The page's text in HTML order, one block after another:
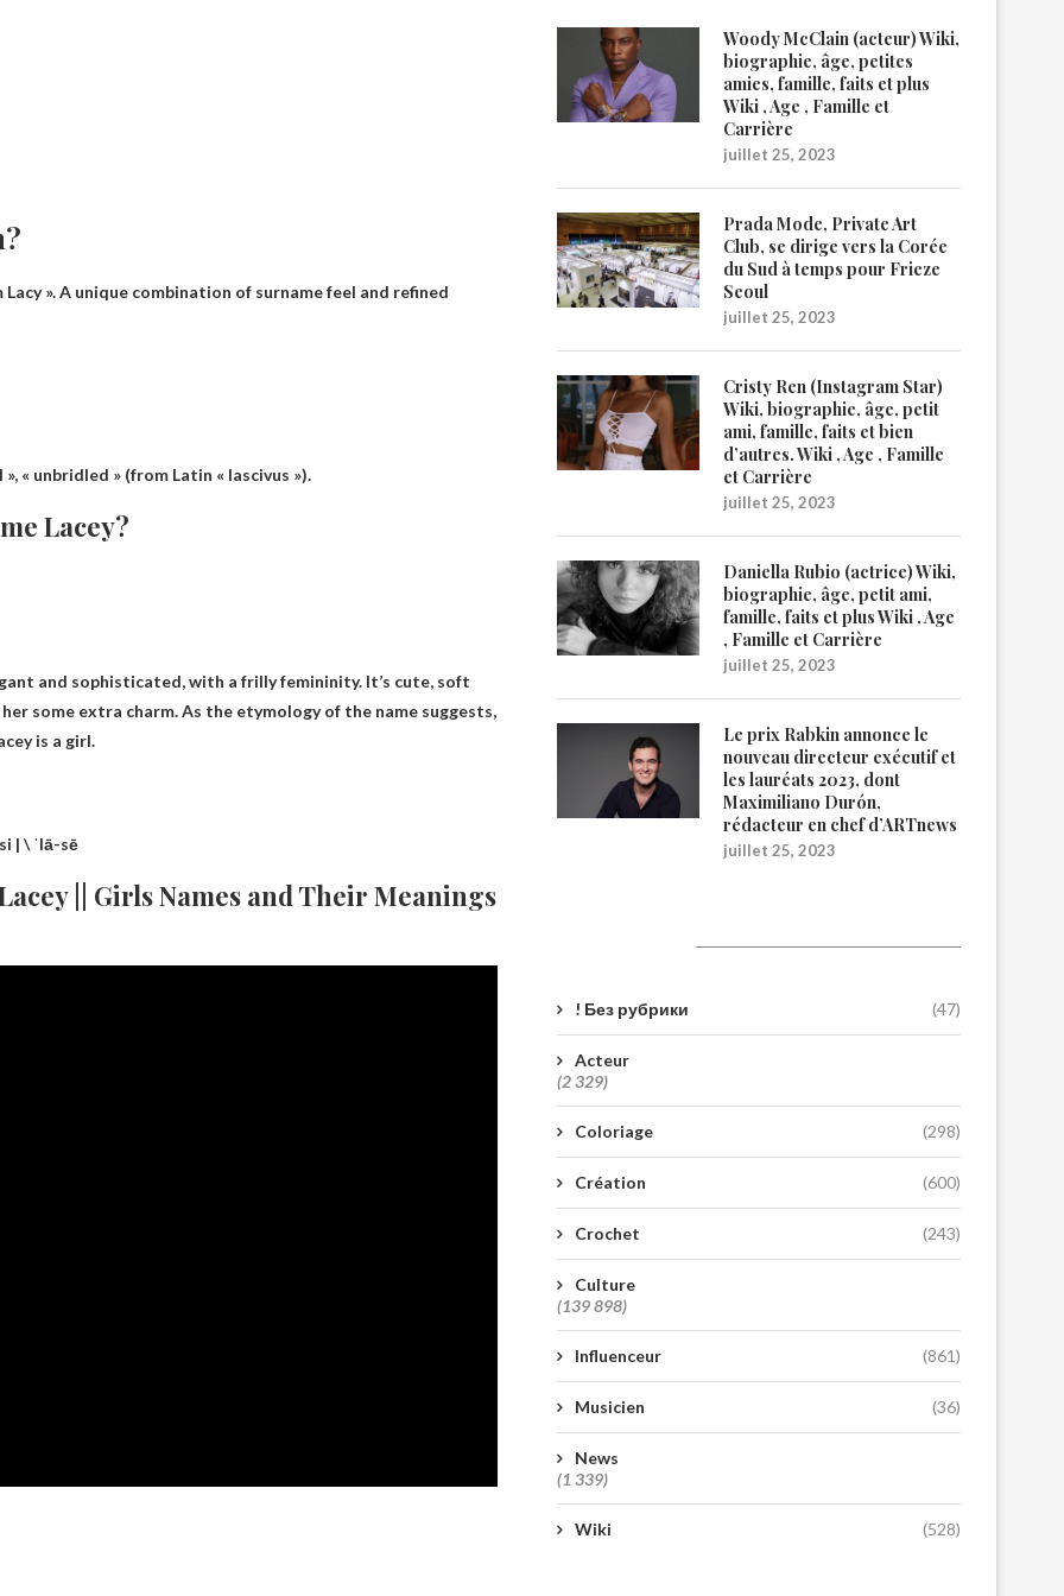
Lacy ». A unique combination of surname feel and refined
« unbridled » (from Latin « lascivus »).
Lacey?
and sophisticated, with a frilly femininity. It’s cute, soft
some extra charm. As the etymology of the name suggests,
is a girl.
| \ ˈlā-sē
|| Girls Names and Their Meanings
Woody McClain (acteur) Wiki,
biographie, âge, petites
amies, famille, faits et plus
Wiki , Age , Famille et
Carrière
juillet 25, 2023
Prada Mode, Private Art
Club, se dirige vers la Corée
du Sud à temps pour Frieze
Seoul
juillet 25, 2023
Cristy Ren (Instagram Star)
Wiki, biographie, âge, petit
ami, famille, faits et bien
d’autres. Wiki , Age , Famille
et Carrière
juillet 25, 2023
Daniella Rubio (actrice) Wiki,
biographie, âge, petit ami,
famille, faits et plus Wiki , Age
, Famille et Carrière
juillet 25, 2023
Le prix Rabkin annonce le
nouveau directeur exécutif et
les lauréats 2023, dont
Maximiliano Durón,
rédacteur en chef d’ARTnews
juillet 25, 2023
! Без рубрики (47)
Acteur
(2 329)
Coloriage (298)
Création (600)
Crochet (243)
Culture
(139 898)
Influenceur (861)
Musicien (36)
News
(1 339)
Wiki (528)